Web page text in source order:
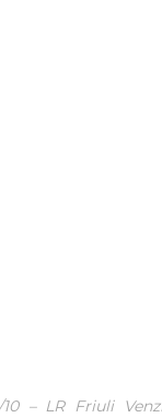
– LR Friuli